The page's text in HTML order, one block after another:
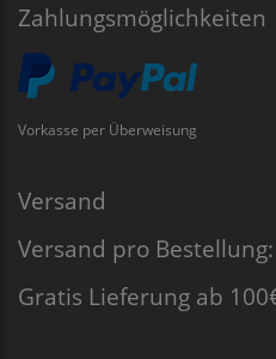
Zahlungsmöglichkeiten
Vorkasse per Überweisung
Versand
Versand pro
Gratis Lieferung ab